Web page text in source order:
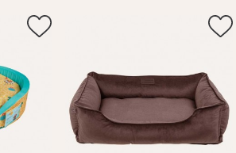
НОВИНКИ
ДЛЯ КОТОВ
Оплата и доставка
Программа лояльности